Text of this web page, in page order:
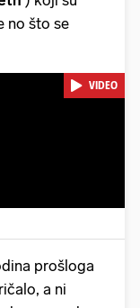
no što se
VIDEO
prošloga
a ni